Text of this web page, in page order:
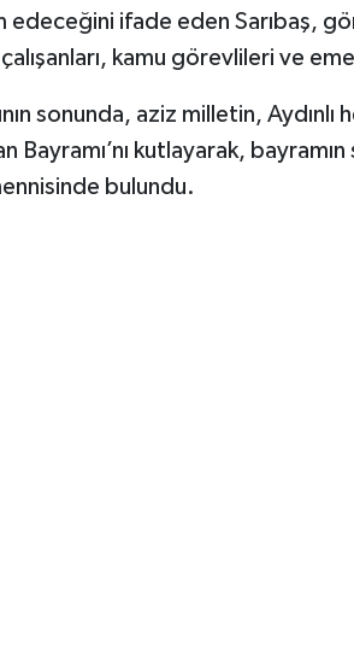
edeceğini ifade eden Sarıbaş,
kamu görevlileri ve
sonunda, aziz milletin,
Bayramı’nı kutlayarak,
bulundu.